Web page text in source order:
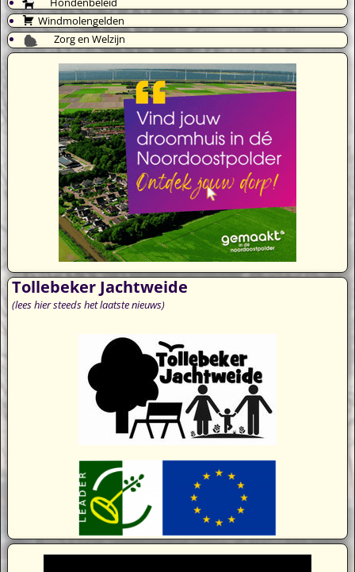
Windmolengelden
Zorg en Welzijn
Tollebeker Jachtweide
(lees hier steeds het laatste nieuws)